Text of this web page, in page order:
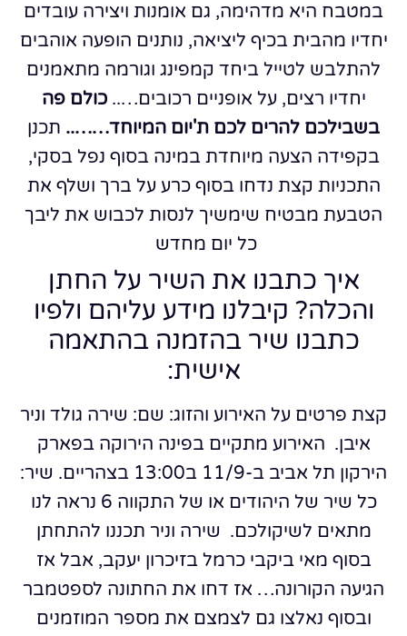
במטבח היא מדהימה, גם אומנות ויצירה עובדים
יחדיו מהבית בכיף ליציאה, נותנים הופעה אוהבים
להתלבש לטייל ביחד קמפינג וגורמה מתאמנים
יחדיו רצים, על אופניים רכובים….. כולם פה
בשבילכם להרים לכם ת'יום המיוחד…….. תכנן
בקפידה הצעה מיוחדת במינה בסוף נפל בסקי,
התכניות קצת נדחו בסוף כרע על ברך ושלף את
הטבעת מבטיח שימשיך לנסות לכבוש את ליבך
כל יום מחדש
איך כתבנו את השיר על החתן
והכלה? קיבלנו מידע עליהם ולפיו
כתבנו שיר בהזמנה בהתאמה
אישית:
קצת פרטים על האירוע והזוג: שם: שירה גולד וניר
איבן. האירוע מתקיים בפינה הירוקה בפארק
הירקון תל אביב ב-11/9 ב13:00 בצהריים.
שיר:
כל שיר של היהודים או של התקווה 6 נראה לנו
מתאים לשיקולכם. שירה וניר תכננו להתחתן
בסוף מאי ביקבי כרמל בזיכרון יעקב, אבל אז
הגיעה הקורונה… אז דחו את החתונה לספטמבר
ובסוף נאלצו גם לצמצם את מספר המוזמנים